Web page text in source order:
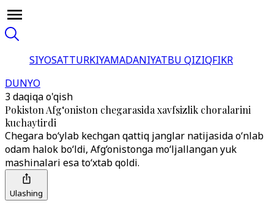
SIYOSATTURKIYAMADANIYATBU QIZIQFIKR
DUNYO
3 daqiqa o'qish
Pokiston Afg‘oniston chegarasida xavfsizlik choralarini
kuchaytirdi
Chegara bo‘ylab kechgan qattiq janglar natijasida o‘nlab
odam halok bo‘ldi, Afg‘onistonga mo‘ljallangan yuk
mashinalari esa to‘xtab qoldi.
Ulashing